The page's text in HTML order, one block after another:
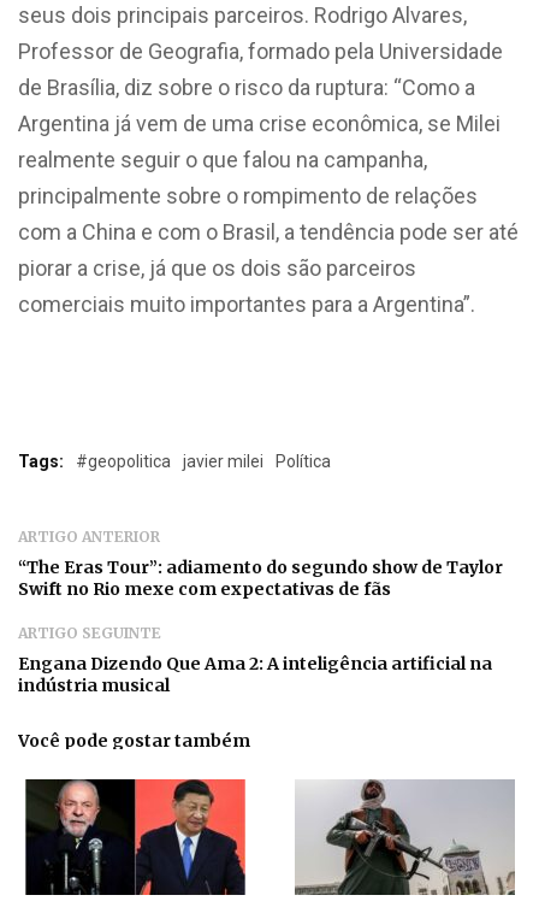
seus dois principais parceiros. Rodrigo Alvares,
Professor de Geografia, formado pela Universidade
de Brasília, diz sobre o risco da ruptura: “Como a
Argentina já vem de uma crise econômica, se Milei
realmente seguir o que falou na campanha,
principalmente sobre o rompimento de relações
com a China e com o Brasil, a tendência pode ser até
piorar a crise, já que os dois são parceiros
comerciais muito importantes para a Argentina”.
Tags: #geopolitica javier milei Política
ARTIGO ANTERIOR
“The Eras Tour”: adiamento do segundo show de Taylor
Swift no Rio mexe com expectativas de fãs
ARTIGO SEGUINTE
Engana Dizendo Que Ama 2: A inteligência artificial na
indústria musical
Você pode gostar também